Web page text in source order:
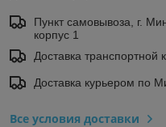
Пункт самовывоза, г.
корпус 1
Доставка
Доставка курьером по
Все условия доставки